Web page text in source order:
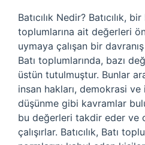
Batıcılık Nedir? Batıcılık,
toplumlarına ait değerleri
uymaya çalışan bir
Batı toplumlarında, bazı
üstün tutulmuştur. Bunlar
insan hakları, demokrasi ve
düşünme gibi kavramlar
bu değerleri takdir eder ve
çalışırlar. Batıcılık, Batı